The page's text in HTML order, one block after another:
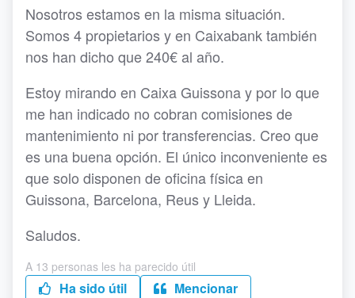
Nosotros estamos en la misma situación.
Somos 4 propietarios y en Caixabank también
nos han dicho que 240€ al año.
Estoy mirando en Caixa Guissona y por lo que
me han indicado no cobran comisiones de
mantenimiento ni por transferencias. Creo que
es una buena opción. El único inconveniente es
que solo disponen de oficina física en
Guissona, Barcelona, Reus y Lleida.
Saludos.
A 13 personas les ha parecido útil
Ha sido útil Mencionar